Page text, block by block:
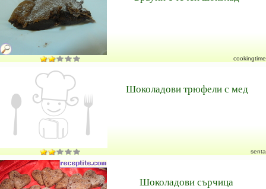
cookingtime
Шоколадови трюфели с мед
senta
Шоколадови сърчица